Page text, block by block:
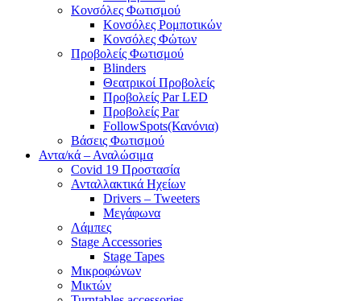
Κονσόλες Φωτισμού
Κονσόλες Ρομποτικών
Κονσόλες Φώτων
Προβολείς Φωτισμού
Blinders
Θεατρικοί Προβολείς
Προβολείς Par LED
Προβολείς Par
FollowSpots(Κανόνια)
Βάσεις Φωτισμού
Αντα/κά – Αναλώσιμα
Covid 19 Προστασία
Ανταλλακτικά Ηχείων
Drivers – Tweeters
Μεγάφωνα
Λάμπες
Stage Accessories
Stage Tapes
Μικροφώνων
Μικτών